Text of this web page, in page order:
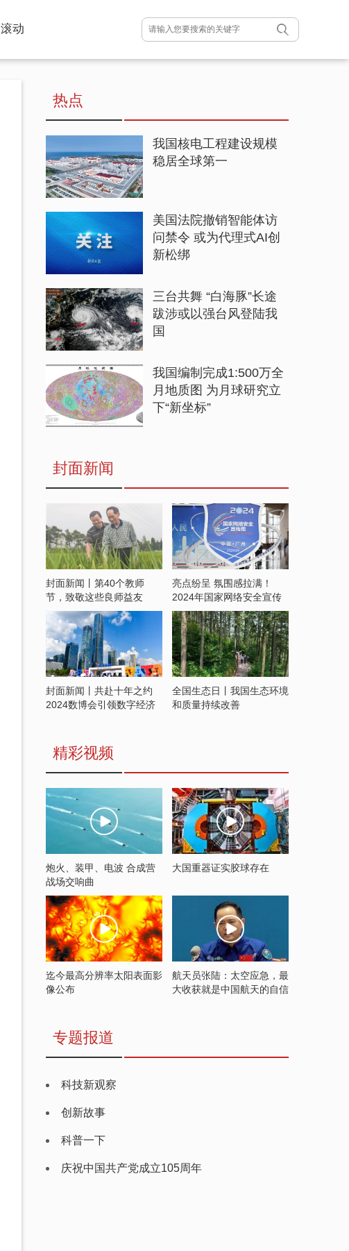
滚动
热点
我国核电工程建设规模
稳居全球第一
美国法院撤销智能体访
问禁令 或为代理式AI创
新松绑
三台共舞 “白海豚”长途
跋涉或以强台风登陆我
国
我国编制完成1:500万全
月地质图 为月球研究立
下“新坐标”
封面新闻
封面新闻丨第40个教师
节，致敬这些良师益友
亮点纷呈 氛围感拉满！
2024年国家网络安全宣传
周开启
封面新闻丨共赴十年之约
2024数博会引领数字经济
全国生态日丨我国生态环境
和质量持续改善
精彩视频
炮火、装甲、电波 合成营
战场交响曲
大国重器证实胶球存在
迄今最高分辨率太阳表面影
像公布
航天员张陆：太空应急，最
大收获就是中国航天的自信
专题报道
科技新观察
创新故事
科普一下
庆祝中国共产党成立105周年